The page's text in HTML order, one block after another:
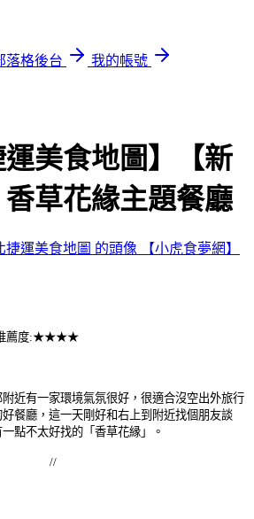
落格後台
我的帳號
運美食地圖】【新
草花緣主題餐廳
【小虎食夢網】
推薦度:★★★★
近有一家環境氣氛很好，很適合沒空出外旅行
餐廳，這一天剛好和右上到附近找個朋友談
點不太好找的「香草花縁」。
//